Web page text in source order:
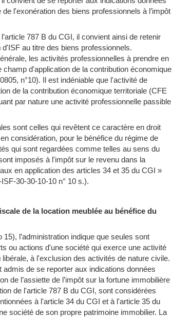
l'exonération des biens professionnels à l’impôt
787 B du CGI, il convient ainsi de retenir
au titre des biens professionnels.
les activités professionnelles à prendre en
d'application de la contribution économique
n°10). Il est indéniable que l'activité de
de la contribution économique territoriale (CFE
par nature une activité professionnelle passible
sont celles qui revêtent ce caractère en droit
considération, pour le bénéfice du régime de
qui sont regardées comme telles au sens du
imposés à l'impôt sur le revenu dans la
en application des articles 34 et 35 du CGI »
30-30-10-10 n° 10 s.).
de la location meublée au bénéfice du
l’administration indique que seules sont
ou actions d'une société qui exerce une activité
à l'exclusion des activités de nature civile.
admis de se reporter aux indications données
de l’assiette de l’impôt sur la fortune immobilière
de l'article 787 B du CGI, sont considérées
à l'article 34 du CGI et à l'article 35 du
société de son propre patrimoine immobilier. La